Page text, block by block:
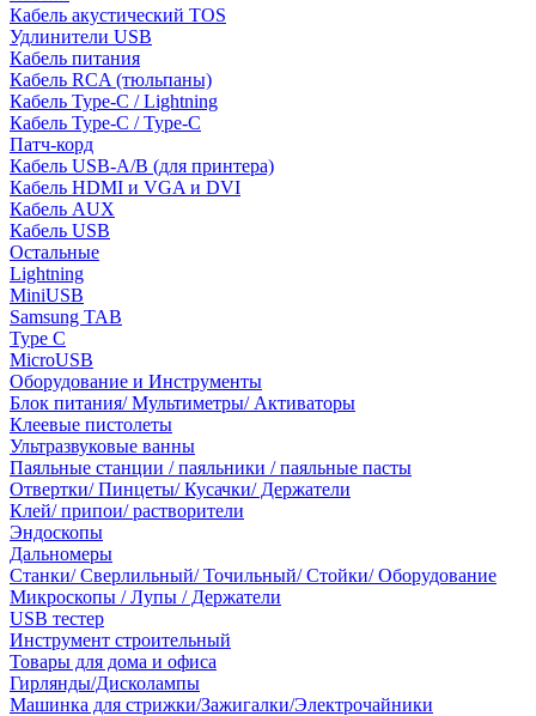
Кабель акустический TOS
Удлинители USB
Кабель питания
Кабель RCA (тюльпаны)
Кабель Type-C / Lightning
Кабель Type-C / Type-C
Патч-корд
Кабель USB-A/B (для принтера)
Кабель HDMI и VGA и DVI
Кабель AUX
Кабель USB
Остальные
Lightning
MiniUSB
Samsung TAB
Type C
MicroUSB
Оборудование и Инструменты
Блок питания/ Мультиметры/ Активаторы
Клеевые пистолеты
Ультразвуковые ванны
Паяльные станции / паяльники / паяльные пасты
Отвертки/ Пинцеты/ Кусачки/ Держатели
Клей/ припои/ растворители
Эндоскопы
Дальномеры
Станки/ Сверлильный/ Точильный/ Стойки/ Оборудование
Микроскопы / Лупы / Держатели
USB тестер
Инструмент строительный
Товары для дома и офиса
Гирлянды/Дисколампы
Машинка для стрижки/Зажигалки/Электрочайники